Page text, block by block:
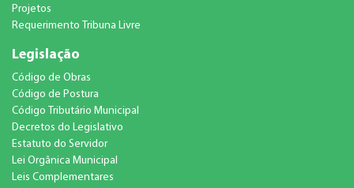
Projetos
Requerimento Tribuna Livre
Legislação
Código de Obras
Código de Postura
Código Tributário Municipal
Decretos do Legislativo
Estatuto do Servidor
Lei Orgânica Municipal
Leis Complementares